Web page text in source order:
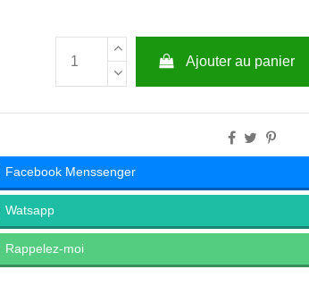
Ajouter au panier
Facebook Menssenger
Watsapp
Rappelez-moi